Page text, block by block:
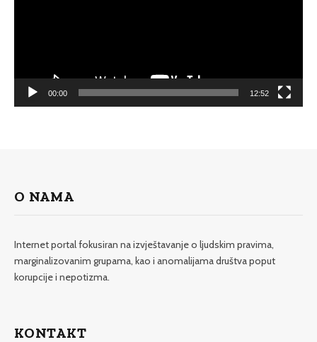
00:00 12:52
O NAMA
Internet portal fokusiran na izvještavanje o ljudskim pravima,
marginalizovanim grupama, kao i anomalijama društva poput
korupcije i nepotizma.
KONTAKT